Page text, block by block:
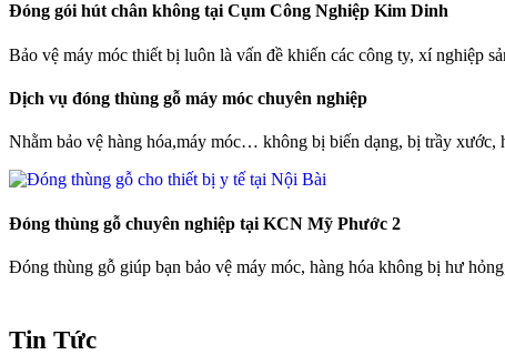
Đóng gói hút chân không tại Cụm Công Nghiệp Kim Dinh
Bảo vệ máy móc thiết bị luôn là vấn đề khiến các công ty, xí nghiệp
Dịch vụ đóng thùng gỗ máy móc chuyên nghiệp
Nhằm bảo vệ hàng hóa,máy móc… không bị biến dạng, bị trầy xước,
Đóng thùng gỗ chuyên nghiệp tại KCN Mỹ Phước 2
Đóng thùng gỗ giúp bạn bảo vệ máy móc, hàng hóa không bị hư
Tin Tức